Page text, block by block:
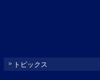
トピックス